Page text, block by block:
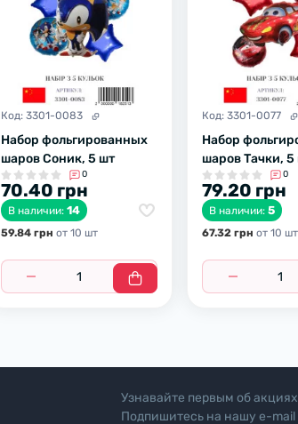
Код: 3301-0083
Набор фольгированных
шаров Соник, 5 шт
0
70.40 грн
В наличии: 14
59.84 грн от 10 шт
Код:3301-0077
Набор
шаров Тачки, 5
0
79.20 грн
В наличии:5
67.32 грн от 10 шт
Узнавайте первым об
Подпишитесь на нашу e-mail